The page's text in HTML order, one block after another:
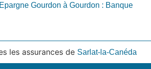
Gourdon à Gourdon : Banque
les assurances de Sarlat-la-Canéda